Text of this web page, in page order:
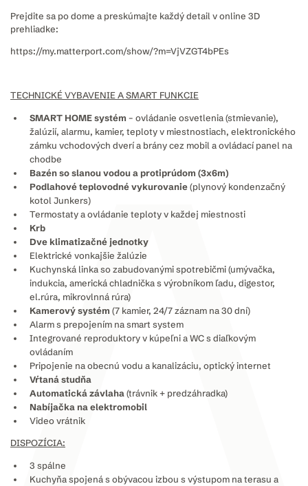
Prejdite sa po dome a preskúmajte každý detail v online 3D
prehliadke:
https://my.matterport.com/show/?m=VjVZGT4bPEs
TECHNICKÉ VYBAVENIE A SMART FUNKCIE
SMART HOME systém – ovládanie osvetlenia (stmievanie),
žalúzií, alarmu, kamier, teploty v miestnostiach, elektronického
zámku vchodových dverí a brány cez mobil a ovládací panel na
chodbe
Bazén so slanou vodou a protiprúdom (3x6m)
Podlahové teplovodné vykurovanie(plynový kondenzačný
kotol Junkers)
Termostaty a ovládanie teploty v každej miestnosti
Krb
Dve klimatizačné jednotky
Elektrické vonkajšie žalúzie
Kuchynská linka so zabudovanými spotrebičmi (umývačka,
indukcia, americká chladnička s výrobníkom ľadu, digestor,
el.rúra, mikrovlnná rúra)
Kamerový systém (7 kamier, 24/7 záznam na 30 dní)
Alarm s prepojením na smart system
Integrované reproduktory v kúpeľni a WC s diaľkovým
ovládaním
Pripojenie na obecnú vodu a kanalizáciu, optický internet
Vŕtaná studňa
Automatická závlaha(trávnik + predzáhradka)
Nabíjačka na elektromobil
Video vrátnik
DISPOZÍCIA:
3 spálne
Kuchyňa spojená s obývacou izbou s výstupom na terasu a